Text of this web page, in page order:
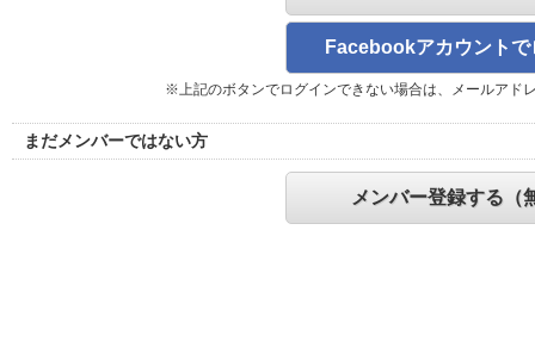
Facebookアカウントで
※上記のボタンでログインできない場合は、メールアド
まだメンバーではない方
メンバー登録する（